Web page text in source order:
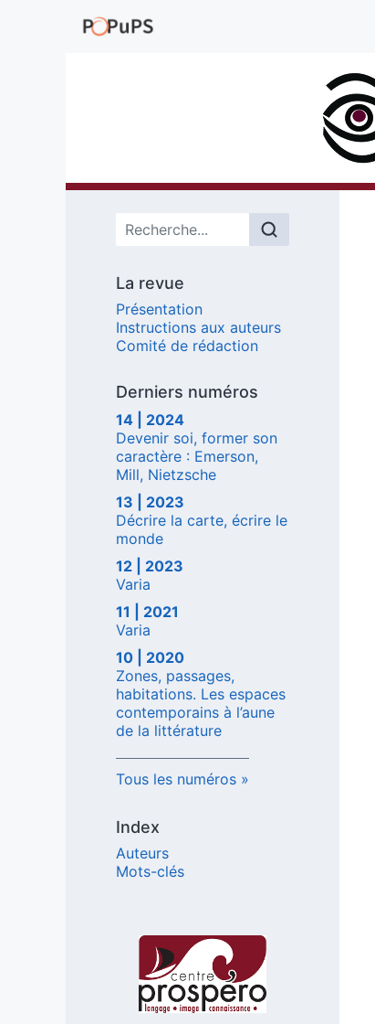
Menu principal
La revue
Présentation
Instructions aux auteurs
Comité de rédaction
Derniers numéros
14 | 2024
Devenir soi, former son
caractère : Emerson,
Mill, Nietzsche
13 | 2023
Décrire la carte, écrire le
monde
12 | 2023
Varia
11 | 2021
Varia
10 | 2020
Zones, passages,
habitations. Les espaces
contemporains à l’aune
de la littérature
Tous les numéros
Index
Auteurs
Mots-clés
Affiliations/partenaires